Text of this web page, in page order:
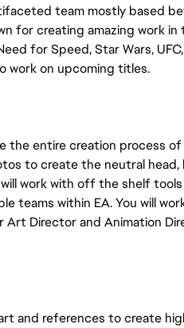
team mostly based
for creating amazing work
for Speed, Star Wars,
work on upcoming titles.
the entire creation process
to create the neutral head,
work with off the shelf
teams within EA. You will
Director and Animation
and references to create